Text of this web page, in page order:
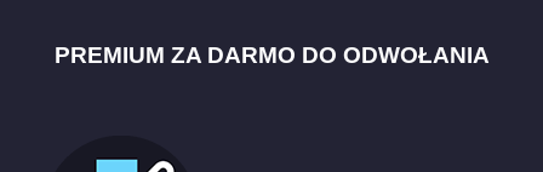
PREMIUM ZA DARMO DO ODWOŁANIA